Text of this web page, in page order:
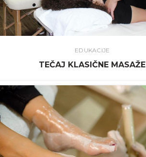
EDUKACIJE
TEČAJ KLASIČNE MASAŽE